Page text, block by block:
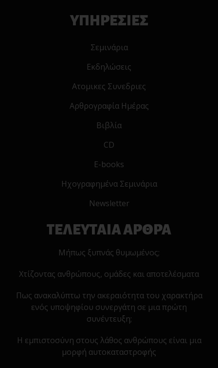
ΥΠΗΡΕΣΙΕΣ
Σεμινάρια
Εκδηλώσεις
Ατομικες Συνεδριες
Αρθρογραφία Ημέρας
Βιβλία
CD
E-books
Ηχογραφημένα Σεμινάρια
Newsletter
ΤΕΛΕΥΤΑΙΑ ΑΡΘΡΑ
Μήπως ξυπνάς θυμωμένος;
Χτίζοντας ανθρώπους, ομάδες και αποτελέσματα
Πως ανακαλύπτω την ακεραιότητα του χαρακτήρα
ενός υποψηφίου συνεργάτη σε μια πρώτη
συνέντευξη;
Η εμπιστοσύνη στους λάθος ανθρώπους είναι μια
μορφή αυτοκαταστροφής